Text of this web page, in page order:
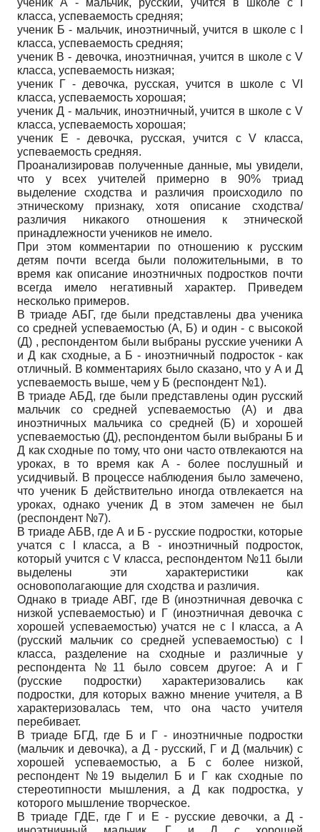
ученик А - мальчик, русский, учится в школе с I
класса, успеваемость средняя;
ученик Б - мальчик, иноэтничный, учится в школе с I
класса, успеваемость средняя;
ученик В - девочка, иноэтничная, учится в школе с V
класса, успеваемость низкая;
ученик Г - девочка, русская, учится в школе с VI
класса, успеваемость хорошая;
ученик Д - мальчик, иноэтничный, учится в школе с V
класса, успеваемость хорошая;
ученик Е - девочка, русская, учится с V класса,
успеваемость средняя.
Проанализировав полученные данные, мы увидели,
что у всех учителей примерно в 90% триад
выделение сходства и различия происходило по
этническому признаку, хотя описание сходства/
различия никакого отношения к этнической
принадлежности учеников не имело.
При этом комментарии по отношению к русским
детям почти всегда были положительными, в то
время как описание иноэтничных подростков почти
всегда имело негативный характер. Приведем
несколько примеров.
В триаде АБГ, где были представлены два ученика
со средней успеваемостью (А, Б) и один - с высокой
(Д) , респондентом были выбраны русские ученики А
и Д как сходные, а Б - иноэтничный подросток - как
отличный. В комментариях было сказано, что у А и Д
успеваемость выше, чем у Б (респондент №1).
В триаде АБД, где были представлены один русский
мальчик со средней успеваемостью (А) и два
иноэтничных мальчика со средней (Б) и хорошей
успеваемостью (Д), респондентом были выбраны Б и
Д как сходные по тому, что они часто отвлекаются на
уроках, в то время как А - более послушный и
усидчивый. В процессе наблюдения было замечено,
что ученик Б действительно иногда отвлекается на
уроках, однако ученик Д в этом замечен не был
(респондент №7).
В триаде АБВ, где А и Б - русские подростки, которые
учатся с I класса, а В - иноэтничный подросток,
который учится с V класса, респондентом №11 были
выделены эти характеристики как
основополагающие для сходства и различия.
Однако в триаде АВГ, где В (иноэтничная девочка с
низкой успеваемостью) и Г (иноэтничная девочка с
хорошей успеваемостью) учатся не с I класса, а А
(русский мальчик со средней успеваемостью) с I
класса, разделение на сходные и различные у
респондента №11 было совсем другое: А и Г
(русские подростки) характеризовались как
подростки, для которых важно мнение учителя, а В
характеризовалась тем, что она часто учителя
перебивает.
В триаде БГД, где Б и Г - иноэтничные подростки
(мальчик и девочка), а Д - русский, Г и Д (мальчик) с
хорошей успеваемостью, а Б с более низкой,
респондент №19 выделил Б и Г как сходные по
стереотипности мышления, а Д как подростка, у
которого мышление творческое.
В триаде ГДЕ, где Г и Е - русские девочки, а Д -